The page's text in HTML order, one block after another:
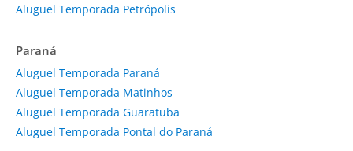
Aluguel Temporada Petrópolis
Paraná
Aluguel Temporada Paraná
Aluguel Temporada Matinhos
Aluguel Temporada Guaratuba
Aluguel Temporada Pontal do Paraná